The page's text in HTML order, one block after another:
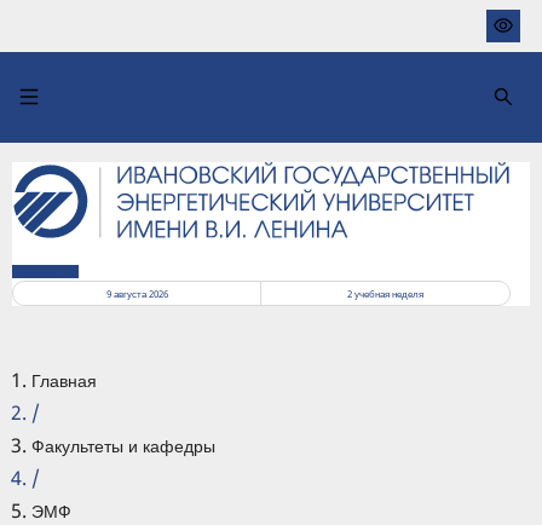
основному
9 августа 2026
2учебная неделя
Главная
/
Факультеты и кафедры
/
ЭМФ